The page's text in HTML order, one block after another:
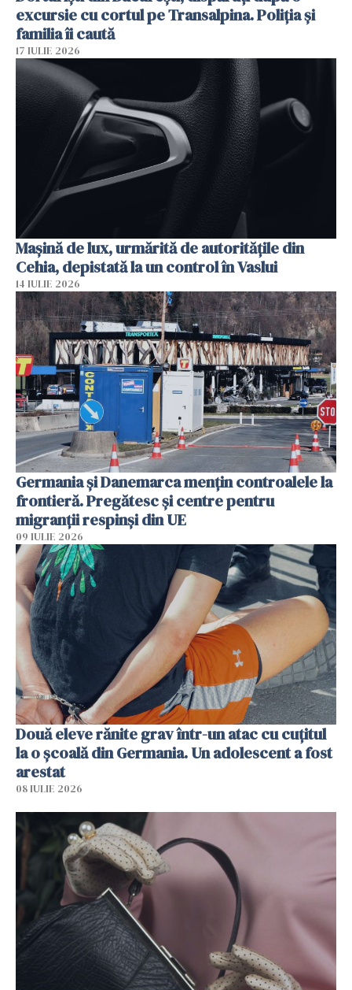
excursie cu cortul pe Transalpina. Poliția și
familia îi caută
17 IULIE 2026
Mașină de lux, urmărită de autoritățile din
Cehia, depistată la un control în Vaslui
14 IULIE 2026
Germania și Danemarca mențin controalele la
frontieră. Pregătesc și centre pentru
migranții respinși din UE
09 IULIE 2026
Două eleve rănite grav într-un atac cu cuțitul
la o școală din Germania. Un adolescent a fost
arestat
08 IULIE 2026